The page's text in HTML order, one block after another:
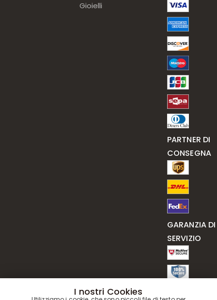
Gioielli
PARTNER DI
CONSEGNA
GARANZIA DI
SERVIZIO
I nostri Cookies